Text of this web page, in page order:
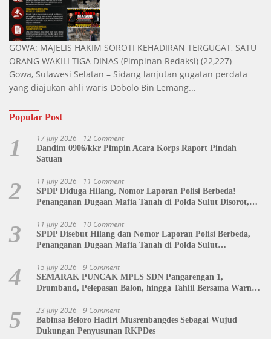
GOWA: MAJELIS HAKIM SOROTI KEHADIRAN TERGUGAT, SATU
ORANG WAKILI TIGA DINAS (Pimpinan Redaksi) (22,227)
Gowa, Sulawesi Selatan – Sidang lanjutan gugatan perdata
yang diajukan ahli waris Dobolo Bin Lemang...
Popular Post
1 17 July 2026 12 Comment
Dandim 0906/kkr Pimpin Acara Korps Raport Pindah
Satuan
2 11 July 2026 11 Comment
SPDP Diduga Hilang, Nomor Laporan Polisi Berbeda!
Penanganan Dugaan Mafia Tanah di Polda Sulut Disorot,
3 11 July 2026 10 Comment
SPDP Disebut Hilang dan Nomor Laporan Polisi Berbeda,
Penanganan Dugaan Mafia Tanah di Polda Sulut
4 15 July 2026 9 Comment
SEMARAK PUNCAK MPLS SDN Pangarengan 1,
Drumband, Pelepasan Balon, hingga Tahlil Bersama Warnai
5 23 July 2026 9 Comment
Babinsa Beloro Hadiri Musrenbangdes Sebagai Wujud
Dukungan Penyusunan RKPDes